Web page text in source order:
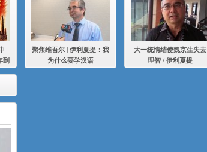
到
聚焦维吾尔 | 伊利夏提：我
为什么要学汉语
大一统情结使魏京生失去
理智 / 伊利夏提